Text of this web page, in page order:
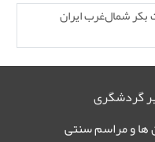
بکر شمال‌غرب ایران
گردشگری
ها و مراسم سنتی